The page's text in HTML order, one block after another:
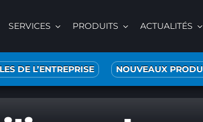
SERVICES PRODUITS ACTUALITÉS
DE L’ENTREPRISE NOUVEAUX